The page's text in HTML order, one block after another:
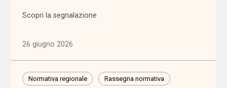
Professioni
Terzo
settore
(752)
Scopri la segnalazione
26 giugno 2026
Normativa regionale Rassegna normativa